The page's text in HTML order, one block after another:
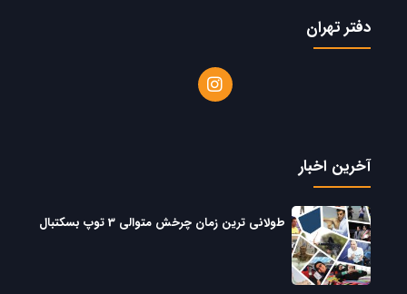
دفتر تهران
آخرین اخبار
طولانی ترین زمان چرخش متوالی 3 توپ بسکتبال